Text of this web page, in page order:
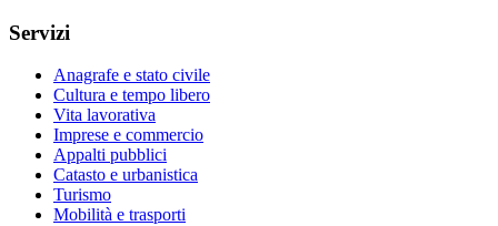
Servizi
Anagrafe e stato civile
Cultura e tempo libero
Vita lavorativa
Imprese e commercio
Appalti pubblici
Catasto e urbanistica
Turismo
Mobilità e trasporti